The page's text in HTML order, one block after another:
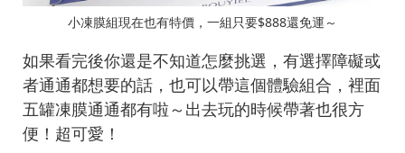
小凍膜組現在也有特價，一組只要$888還免運～
如果看完後你還是不知道怎麼挑選，有選擇障礙或
者通通都想要的話，也可以帶這個體驗組合，裡面
五罐凍膜通通都有啦～出去玩的時候帶著也很方
便！超可愛！